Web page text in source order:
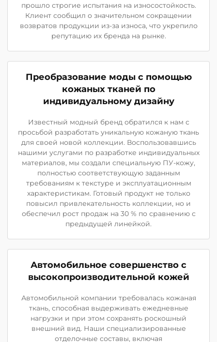
прошло строгие испытания на износостойкость.
Клиент сообщил о значительном сокращении
возвратов продукции из-за износа, что укрепило
репутацию их бренда на рынке.
Преобразование моды с помощью
кожаных тканей по
индивидуальному дизайну
Известный модный бренд обратился к нам с
просьбой разработать уникальную кожаную ткань
для своей новой коллекции. Воспользовавшись
нашими услугами по разработке индивидуальных
материалов, мы создали специальную ПУ-кожу,
полностью соответствующую заданным
требованиям к текстуре и эксплуатационным
характеристикам. Готовый продукт не только
повысил привлекательность коллекции, но и
обеспечил рост продаж на 30 % по сравнению с
предыдущей линейкой.
Автомобильное совершенство с
высокопроизводительной кожей
Автомобильной компании требовалась кожаная
ткань, способная выдерживать ежедневные
нагрузки и при этом сохранять роскошный
внешний вид. Наши специализированные
отделочные составы, включая